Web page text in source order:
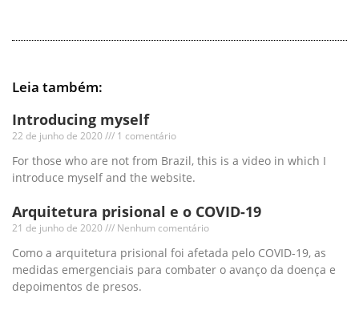
Leia também:
Introducing myself
22 de junho de 2020 1 comentário
For those who are not from Brazil, this is a video in which I
introduce myself and the website.
Arquitetura prisional e o COVID-19
21 de junho de 2020 Nenhum comentário
Como a arquitetura prisional foi afetada pelo COVID-19, as
medidas emergenciais para combater o avanço da doença e
depoimentos de presos.